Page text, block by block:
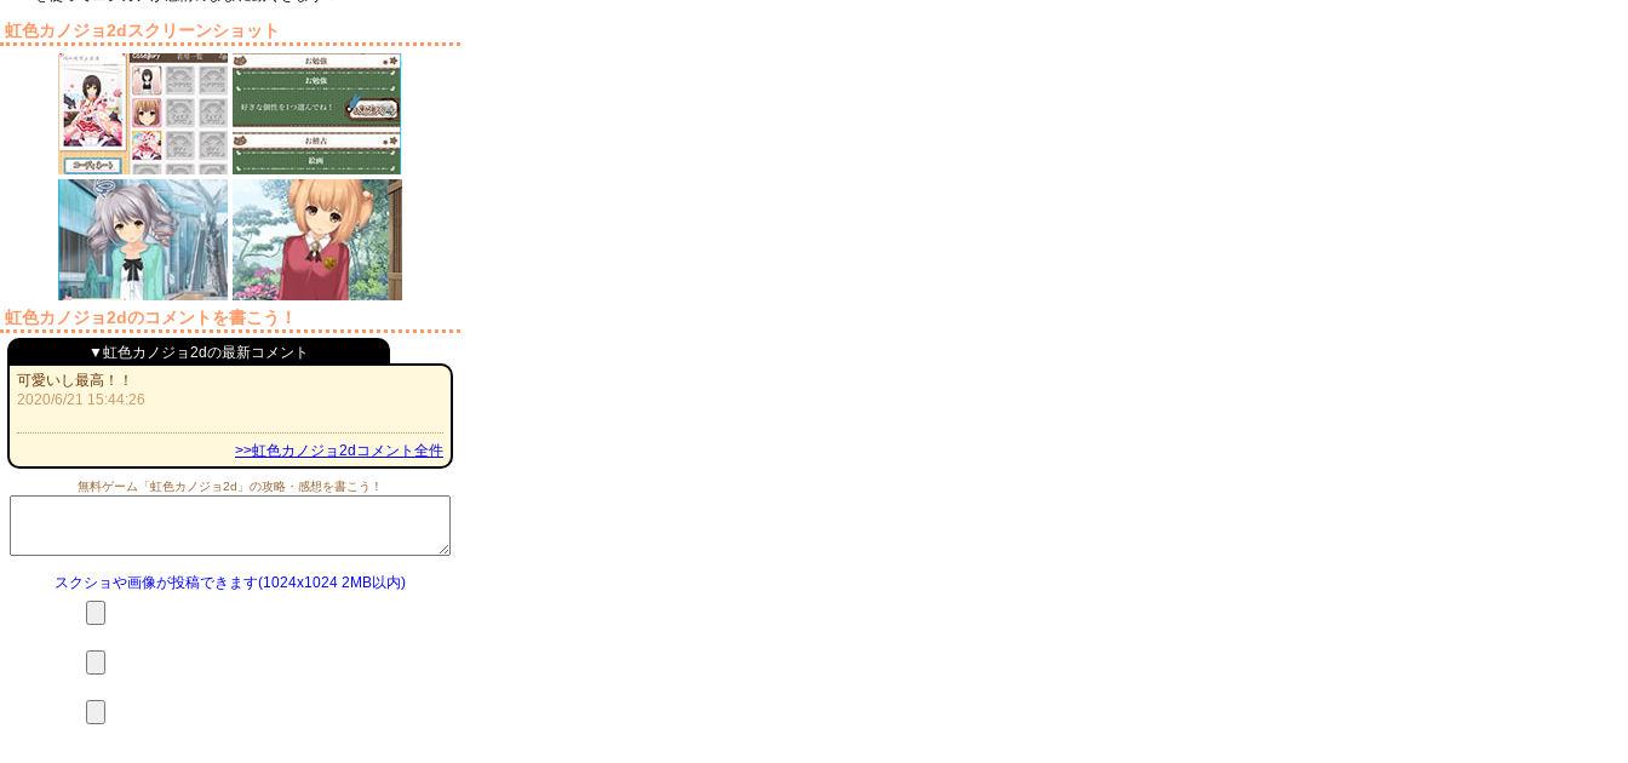
虹色カノジョ2dスクリーンショット
虹色カノジョ2dのコメントを書こう！
▼虹色カノジョ2dの最新コメント
可愛いし最高！！
2020/6/21 15:44:26
>>虹色カノジョ2dコメント全件
無料ゲーム「虹色カノジョ2d」の攻略・感想を書こう！
スクショや画像が投稿できます(1024x1024 2MB以内)